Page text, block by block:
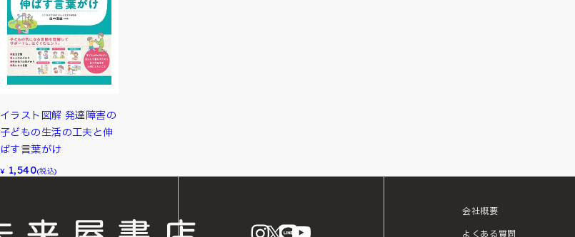
イラスト図解 発達障害の
子どもの生活の工夫と伸
ばす言葉がけ
¥ 1,540(税込)
instagram
X LINE
会社概要
よくある質問